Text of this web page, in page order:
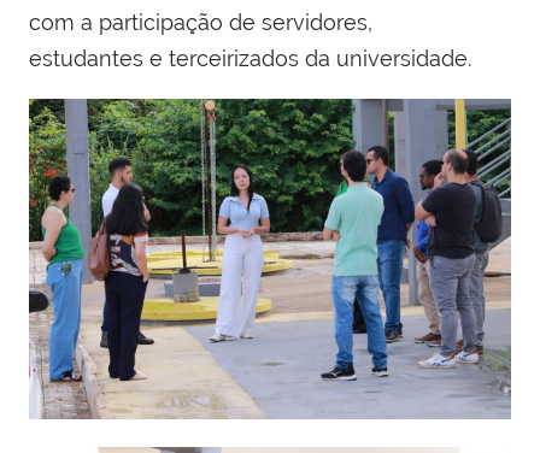
com a participação de servidores,
estudantes e terceirizados da universidade.